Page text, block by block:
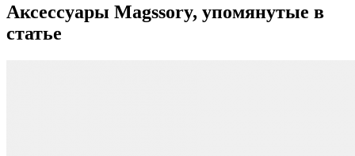
Аксессуары Magssory, упомянутые в
статье